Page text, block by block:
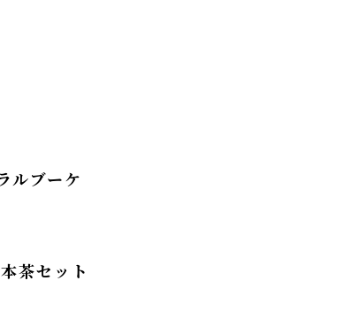
ルブーケ
茶セット